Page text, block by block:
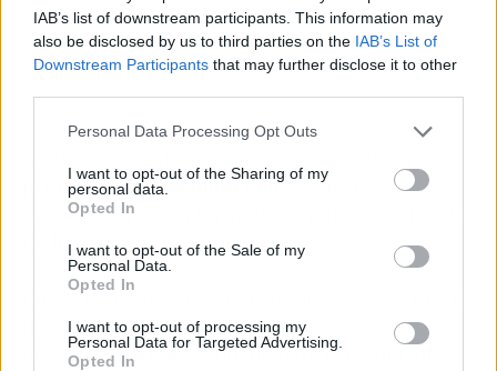
IAB’s list of downstream participants. This information may
also be disclosed by us to third parties on the IAB’s List of
Downstream Participants that may further disclose it to other
Personal Data Processing Opt Outs
I want to opt-out of the Sharing of my
personal data.
Opted In
I want to opt-out of the Sale of my
Personal Data.
Opted In
I want to opt-out of processing my
Personal Data for Targeted Advertising.
Opted In
prevenir y tratar manchaslocalizadas o
dispersas, y están formulados para todo tipo de
pieles, ya sea seca, grasa o mixta.
Finalmente, la constancia es clave, por lo que es
importante emplear una rutina
despigmentante adecuada para cada tipo de